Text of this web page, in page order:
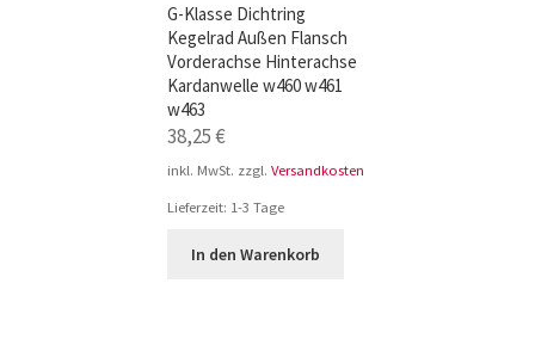
G-Klasse Dichtring
Kegelrad Außen Flansch
Vorderachse Hinterachse
Kardanwelle w460 w461
w463
38,25€
inkl. MwSt. zzgl.Versandkosten
Lieferzeit: 1-3 Tage
In den Warenkorb